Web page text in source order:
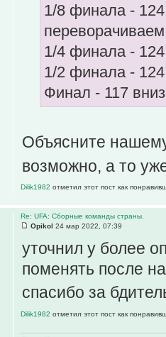
1/8 финала -
1/4 финала -
1/2 финала -
Финал - 117 вниз
Объясните
возможно, а то
Dilik1982 отметил этот пост как
Re: UFA: Сборные команды страны.
Opikol 24 мар 2022, 07:39
уточнил у более
поменять после
спасибо за
Dilik1982 отметил этот пост как